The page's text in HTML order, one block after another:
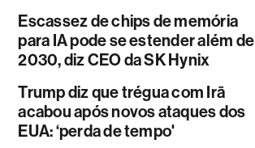
Escassez de chips de memória
para IA pode se estender além de
2030, diz CEO da SK Hynix
Trump diz que trégua com Irã
acabou após novos ataques dos
EUA: ‘perda de tempo'